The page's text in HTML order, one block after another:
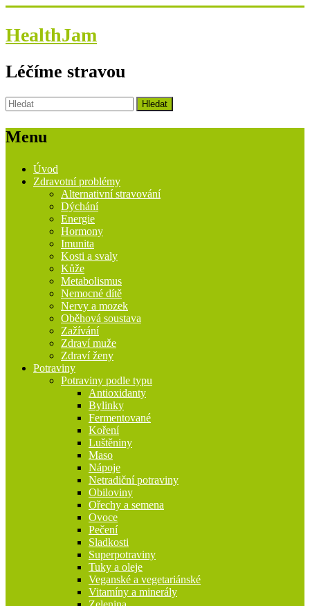
HealthJam
Léčíme stravou
Menu
Úvod
Zdravotní problémy
Alternativní stravování
Dýchání
Energie
Hormony
Imunita
Kosti a svaly
Kůže
Metabolismus
Nemocné dítě
Nervy a mozek
Oběhová soustava
Zažívání
Zdraví muže
Zdraví ženy
Potraviny
Potraviny podle typu
Antioxidanty
Bylinky
Fermentované
Koření
Luštěniny
Maso
Nápoje
Netradiční potraviny
Obiloviny
Ořechy a semena
Ovoce
Pečení
Sladkosti
Superpotraviny
Tuky a oleje
Veganské a vegetariánské
Vitamíny a minerály